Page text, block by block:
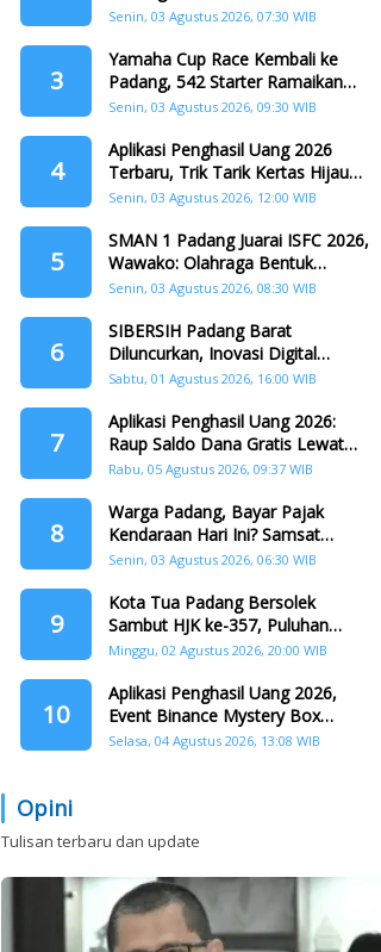
Padang
Senin, 03 Agustus 2026, 07:30 WIB
3
Yamaha Cup Race Kembali ke
Padang, 542 Starter Ramaikan
Seri II HJK ke-357
Senin, 03 Agustus 2026, 09:30 WIB
4
Aplikasi Penghasil Uang 2026
Terbaru, Trik Tarik Kertas Hijau
Crazy Food Tanpa Penggandaan
Senin, 03 Agustus 2026, 12:00 WIB
5
SMAN 1 Padang Juarai ISFC 2026,
Wawako: Olahraga Bentuk
Karakter Generasi Muda
Senin, 03 Agustus 2026, 08:30 WIB
6
SIBERSIH Padang Barat
Diluncurkan, Inovasi Digital
Perkuat Kolaborasi Warga dan
Sabtu, 01 Agustus 2026, 16:00 WIB
7
Aplikasi Penghasil Uang 2026:
Raup Saldo Dana Gratis Lewat
Nonton Drama, Ini Caranya!
Rabu, 05 Agustus 2026, 09:37 WIB
8
Warga Padang, Bayar Pajak
Kendaraan Hari Ini? Samsat
Keliling Hadir di Padang Barat dan
Senin, 03 Agustus 2026, 06:30 WIB
9
Kota Tua Padang Bersolek
Sambut HJK ke-357, Puluhan
Agenda Nasional dan
Minggu, 02 Agustus 2026, 20:00 WIB
10
Aplikasi Penghasil Uang 2026,
Event Binance Mystery Box
Dapat Saldo Dana
Selasa, 04 Agustus 2026, 13:08 WIB
Opini
Tulisan terbaru dan update